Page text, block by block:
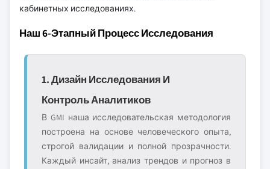
кабинетных исследованиях.
Наш 6-Этапный Процесс Исследования
1. Дизайн Исследования И
Контроль Аналитиков
В GMI наша исследовательская методология
построена на основе человеческого опыта,
строгой валидации и полной прозрачности.
Каждый инсайт, анализ трендов и прогноз в